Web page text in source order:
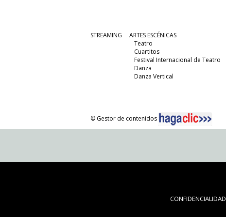
STREAMING
ARTES ESCÉNICAS
Teatro
Cuartitos
Festival Internacional de Teatro
Danza
Danza Vertical
© Gestor de contenidos
CONFIDENCIALIDAD